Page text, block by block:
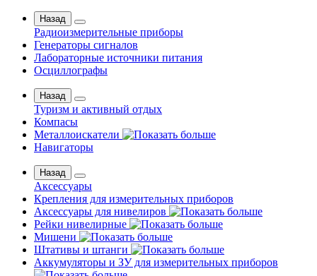
Назад
Радиоизмерительные приборы
Генераторы сигналов
Лабораторные источники питания
Осциллографы
Назад
Туризм и активный отдых
Компасы
Металлоискатели
Навигаторы
Назад
Аксессуары
Крепления для измерительных приборов
Аксессуары для нивелиров
Рейки нивелирные
Мишени
Штативы и штанги
Аккумуляторы и ЗУ для измерительных приборов